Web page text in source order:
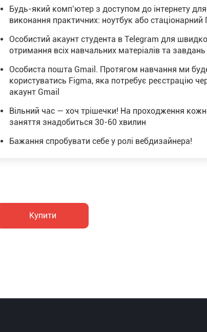
Будь-який комп’ютер з доступом до інтернету для
виконання практичних: ноутбук або стаціонарний
Особистий акаунт студента в Telegram для
отримання всіх навчальних матеріалів та завдань
Особиста пошта Gmail. Протягом навчання ми
користуватись Figma, яка потребує реєстрацію
акаунт Gmail
Вільний час — хоч трішечки! На проходження
заняття знадобиться 30-60 хвилин
Бажання спробувати себе у ролі вебдизайнера!
Купити